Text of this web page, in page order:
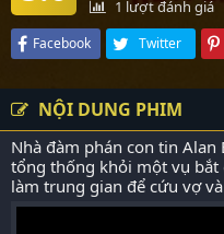
1 lượt đánh giá
Facebook Twitter
NỘI DUNG PHIM
Nhà đàm phán con tin
tổng thống khỏi một vụ bắt
làm trung gian để cứu vợ